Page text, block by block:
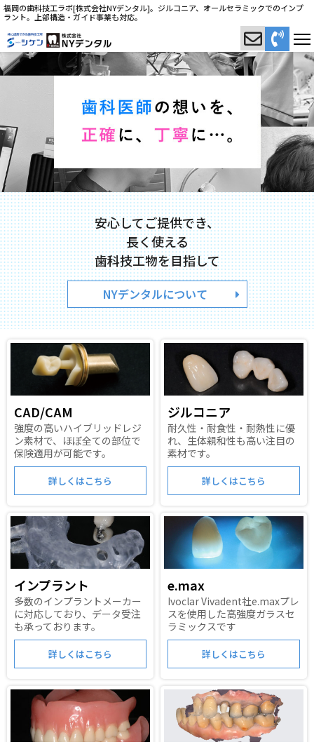
福岡の歯科技工ラボ[株式会社NYデンタル]。ジルコニア、オールセラミックでのインプ
ラント。上部構造・ガイド事業も対応。
安心してご提供でき、
長く使える
歯科技工物を目指して
NYデンタルについて
CAD/CAM
強度の高いハイブリッドレジ
ン素材で、 ほぼ全ての部位で
保険適用が可能です。
詳しくはこちら
ジルコニア
耐久性・耐食性・耐熱性に優
れ、 生体親和性も高い注目の
素材です。
詳しくはこちら
インプラント
多数のインプラントメーカー
に対応しており、 データ受注
も承っております。
詳しくはこちら
e.max
Ivoclar Vivadent社e.maxプレ
スを使用した高強度ガラスセ
ラミックスです
詳しくはこちら